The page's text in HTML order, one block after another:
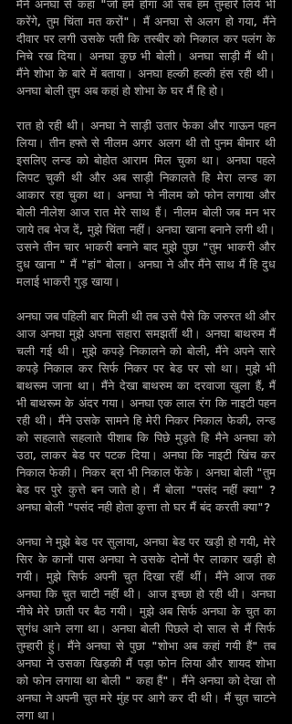
मैंने अनघा से कहा "जो हमें होगा ओ सब हम तुम्हारे लिये भी
करेंगे, तुम चिंता मत करों"। मैं अनघा से अलग हो गया, मैंने
दीवार पर लगी उसके पती कि तस्बीर को निकाल कर पलंग के
निचे रख दिया। अनघा कुछ भी बोली। अनघा साड़ी मैं थी।
मैंने शोभा के बारे में बताया। अनघा हल्की हल्की हंस रही थी।
अनघा बोली तुम अब कहां हो शोभा के घर मैं हि हो।
रात हो रही थी। अनघा ने साड़ी उतार फेका और गाऊन पहन
लिया। तीन हफ्ते से नीलम अगर अलग थी तो पुनम बीमार थी
इसलिए लन्ड को बोहोत आराम मिल चुका था। अनघा पहले
लिपट चुकी थी और अब साड़ी निकालते हि मेरा लन्ड का
आकार रहा चुका था। अनघा ने नीलम को फोन लगाया और
बोली नीलेश आज रात मेरे साथ हैं। नीलम बोली जब मन भर
जाये तब भेज दें, मुझे चिंता नहीं। अनघा खाना बनाने लगी थी।
उसने तीन चार भाकरी बनाने बाद मुझे पुछा "तुम भाकरी और
दुध खाना " मैं "हां" बोला। अनघा ने और मैंने साथ मैं हि दुध
मलाई भाकरी गुड़ खाया।
अनघा जब पहिली बार मिली थी तब उसे पैसे कि जरुरत थी और
आज अनघा मुझे अपना सहारा समझतीं थी। अनघा बाथरुम मैं
चली गई थी। मुझे कपड़े निकालने को बोली, मैंने अपने सारे
कपड़े निकाल कर सिर्फ निकर पर बेड पर सो था। मुझे भी
बाथरूम जाना था। मैंने देखा बाथरुम का दरवाजा खुला हैं, मैं
भी बाथरूम के अंदर गया। अनघा एक लाल रंग कि नाइटी पहन
रही थी। मैंने उसके सामने हि मेरी निकर निकाल फेकी, लन्ड
को सहलाते सहलाते पीशाब कि पिछे मुड़ते हि मैने अनघा को
उठा, लाकर बेड पर पटक दिया। अनघा कि नाइटी खिंच कर
निकाल फेकी। निकर ब्रा भी निकाल फेंके। अनघा बोली "तुम
बेड पर पुरे कुत्ते बन जाते हो। मैं बोला "पसंद नहीं क्या" ?
अनघा बोली "पसंद नही होता कुत्ता तो घर मैं बंद करती क्या"?
अनघा ने मुझे बेड पर सुलाया, अनघा बेड पर खड़ी हो गयी, मेरे
सिर के कानों पास अनघा ने उसके दोनों पैर लाकार खड़ी हो
गयी। मुझे सिर्फ अपनी चुत दिखा रहीं थीं। मैंने आज तक
अनघा कि चुत चाटी नहीं थी। आज इच्छा हो रही थी। अनघा
नीचे मेरे छाती पर बैठ गयी। मुझे अब सिर्फ अनघा के चुत का
सुगंध आने लगा था। अनघा बोली पिछले दो साल से मैं सिर्फ
तुम्हारी हुं। मैंने अनघा से पुछा "शोभा अब कहां गयी हैं" तब
अनघा ने उसका खिड़की मैं पड़ा फोन लिया और शायद शोभा
को फोन लगाया था बोली " कहा हैं"। मैंने अनघा को देखा तो
अनघा ने अपनी चुत मरे मुंह पर आगे कर दी थी। मैं चुत चाटने
लगा था।